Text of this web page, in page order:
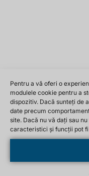
Pentru a vă oferi o
modulele cookie pentru a
dispozitiv. Dacă sunteți de
date precum
site. Dacă nu vă dați sau
caracteristici și funcții pot